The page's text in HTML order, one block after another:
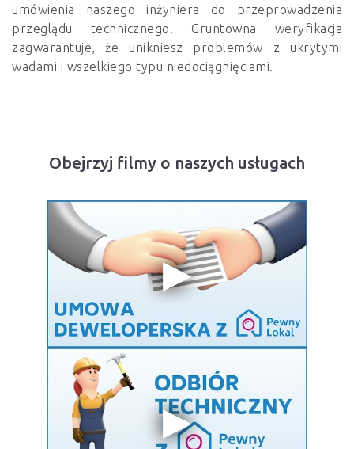
umówienia naszego inżyniera do przeprowadzenia
przeglądu technicznego. Gruntowna weryfikacja
zagwarantuje, że unikniesz problemów z ukrytymi
wadami i wszelkiego typu niedociągnięciami.
Obejrzyj filmy o naszych usługach